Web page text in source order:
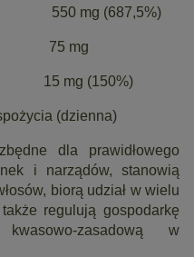
mg (687,5%)
mg
(150%)
(dzienna)
dla prawidłowego
i narządów, stanowią
biorą udział w wielu
regulują gospodarkę
zasadową w